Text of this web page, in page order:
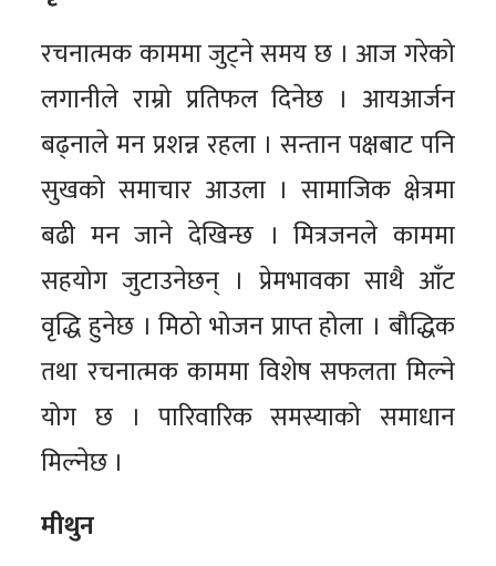
रचनात्मक काममा जुट्ने समय छ । आज गरेको
लगानीले राम्रो प्रतिफल दिनेछ । आयआर्जन
बढ्नाले मन प्रशन्न रहला । सन्तान पक्षबाट पनि
सुखको समाचार आउला । सामाजिक क्षेत्रमा
बढी मन जाने देखिन्छ । मित्रजनले काममा
सहयोग जुटाउनेछन् । प्रेमभावका साथै आँट
वृद्धि हुनेछ । मिठो भोजन प्राप्त होला । बौद्धिक
तथा रचनात्मक काममा विशेष सफलता मिल्ने
योग छ । पारिवारिक समस्याको समाधान
मिल्नेछ ।
मीथुन